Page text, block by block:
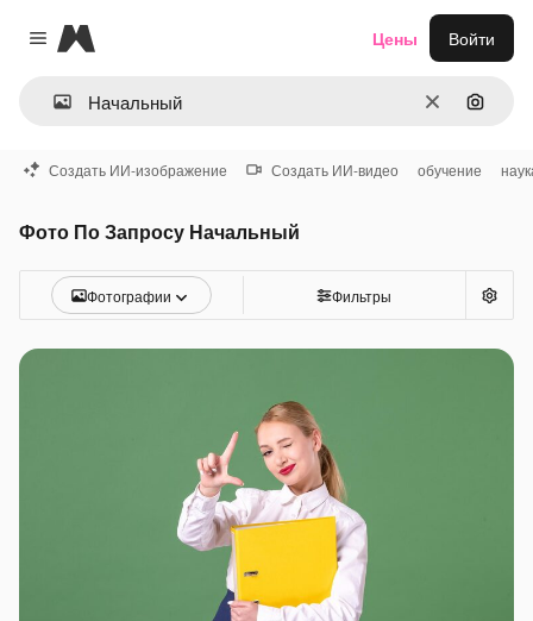
Close menu
Magnific
ОчиститьПоиск
Цены Войти
Создать ИИ-изображение Создать ИИ-видео обучение
Фото По Запросу Начальный
Фотографии Фильтры